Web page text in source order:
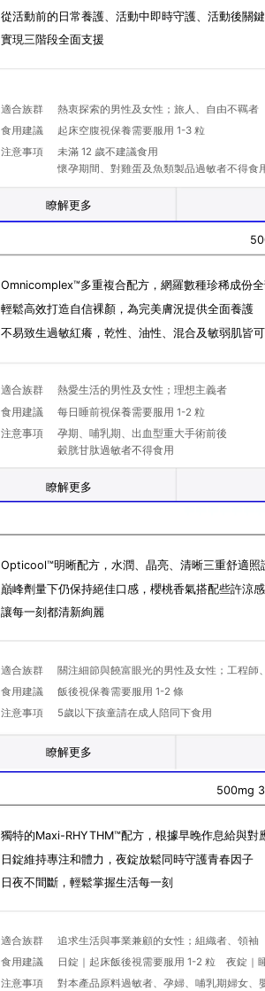
從活動前的日常養護、活動中即時守護、活動後關
實現三階段全面支援
適合族群
食用建議
注意事項
熱衷探索的男性及女性；旅人、自由不羈者
起床空腹視保養需要服用 1-3 粒
未滿 12 歲不建議食用
懷孕期間、對雞蛋及魚類製品過敏者不得食
瞭解更多
Omnicomplex™多重複合配方，網羅數種珍稀成份
輕鬆高效打造自信裸顏，為完美膚況提供全面養護
不易致生過敏紅癢，乾性、油性、混合及敏弱肌皆
適合族群
食用建議
注意事項
熱愛生活的男性及女性；理想主義者
每日睡前視保養需要服用 1-2 粒
孕期、哺乳期、出血型重大手術前後
穀胱甘肽過敏者不得食用
瞭解更多
Opticool™明晰配方，水潤、晶亮、清晰三重舒適照
巔峰劑量下仍保持絕佳口感，櫻桃香氣搭配些許涼
讓每一刻都清新絢麗
適合族群
食用建議
注意事項
關注細節與饒富眼光的男性及女性；工程師
飯後視保養需要服用 1-2 條
5歲以下孩童請在成人陪同下食用
瞭解更多
500mg
獨特的Maxi-RHYTHM™配方，根據早晚作息給與對
日錠維持專注和體力，夜錠放鬆同時守護青春因子
日夜不間斷，輕鬆掌握生活每一刻
適合族群
食用建議
注意事項
追求生活與事業兼顧的女性；組織者、領袖
日錠｜起床飯後視需要服用 1-2 粒 夜錠｜
對本產品原料過敏者、孕婦、哺乳期婦女、